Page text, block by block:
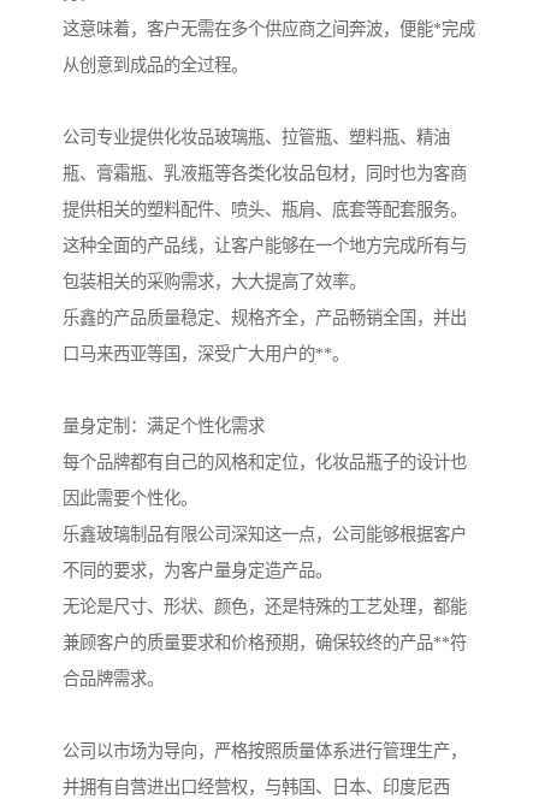
这意味着，客户无需在多个供应商之间奔波，便能*完成
从创意到成品的全过程。
公司专业提供化妆品玻璃瓶、拉管瓶、塑料瓶、精油
瓶、膏霜瓶、乳液瓶等各类化妆品包材，同时也为客商
提供相关的塑料配件、喷头、瓶肩、底套等配套服务。
这种全面的产品线，让客户能够在一个地方完成所有与
包装相关的采购需求，大大提高了效率。
乐鑫的产品质量稳定、规格齐全，产品畅销全国，并出
口马来西亚等国，深受广大用户的**。
量身定制：满足个性化需求
每个品牌都有自己的风格和定位，化妆品瓶子的设计也
因此需要个性化。
乐鑫玻璃制品有限公司深知这一点，公司能够根据客户
不同的要求，为客户量身定造产品。
无论是尺寸、形状、颜色，还是特殊的工艺处理，都能
兼顾客户的质量要求和价格预期，确保较终的产品**符
合品牌需求。
公司以市场为导向，严格按照质量体系进行管理生产，
并拥有自营进出口经营权，与韩国、日本、印度尼西